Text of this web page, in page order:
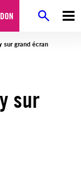
sur grand écran
sur